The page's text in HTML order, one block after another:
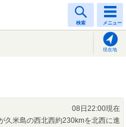
検索 メニュー
現在地
08日22:00現在
久米島の西北西約230kmを北西に進